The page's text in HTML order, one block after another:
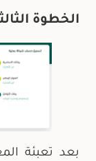
الخطوة
بعد تعبئة